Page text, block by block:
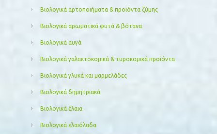
Βιολογικά αρτοποιήματα & προϊόντα ζύμης
Βιολογικά αρωματικά φυτά & βότανα
Βιολογικά αυγά
Βιολογικά γαλακτοκομικά & τυροκομικά προϊόντα
Βιολογικά γλυκά και μαρμελάδες
Βιολογικά δημητριακά
Βιολογικά έλαια
Βιολογικά ελαιόλαδα